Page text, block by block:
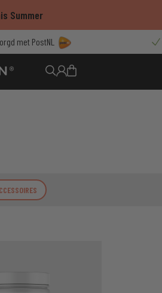
Summer
met PostNL